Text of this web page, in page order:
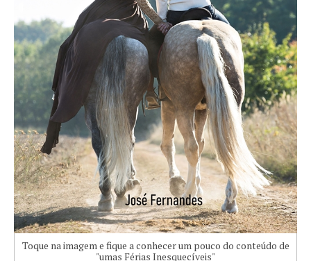
Toque na imagem e fique a conhecer um pouco do conteúdo de
"umas Férias Inesquecíveis"